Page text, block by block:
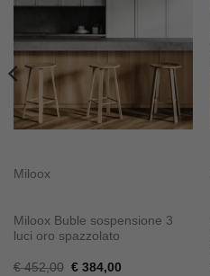
Miloox
Miloox Buble sospensione 3
luci oro spazzolato
€452,00 Il
€384,00Il